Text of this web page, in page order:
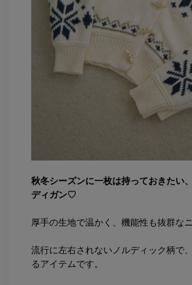
秋冬シーズンに一枚は持っておきたい
ディガン♡
厚手の生地で温かく、機能性も抜群なニ
流行に左右されないノルディック柄で
るアイテムです。